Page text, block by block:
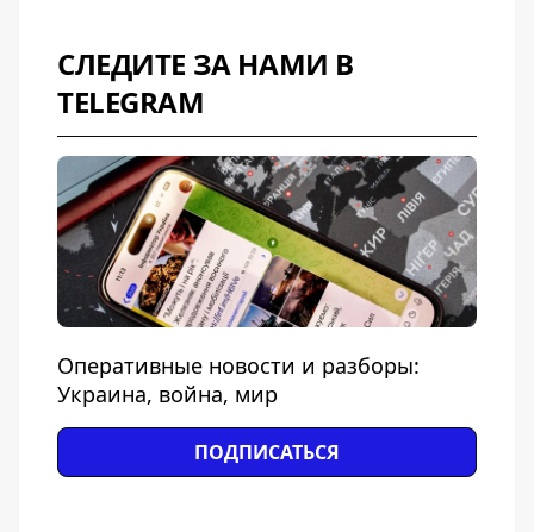
СЛЕДИТЕ ЗА НАМИ В
TELEGRAM
Оперативные новости и разборы:
Украина, война, мир
ПОДПИСАТЬСЯ